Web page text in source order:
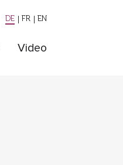
Video
DE FR EN